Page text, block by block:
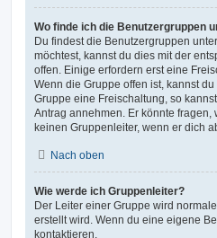
Wo finde ich die Benutzergruppen
Du findest die Benutzergruppen
möchtest, kannst du dies mit der
offen. Einige erfordern erst eine
Wenn die Gruppe offen ist, kannst
Gruppe eine Freischaltung, so
Antrag annehmen. Er könnte
keinen Gruppenleiter, wenn er dich
Nach oben
Wie werde ich Gruppenleiter?
Der Leiter einer Gruppe wird
erstellt wird. Wenn du eine eigene
kontaktieren.